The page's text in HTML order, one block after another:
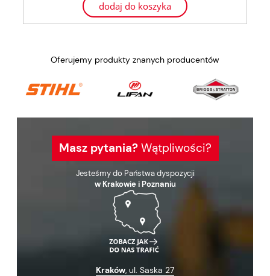
dodaj do koszyka
Oferujemy produkty znanych producentów
Masz pytania?Wątpliwości?
Jesteśmy do Państwa dyspozycji
w Krakowie i Poznaniu
Kraków, ul. Saska 27